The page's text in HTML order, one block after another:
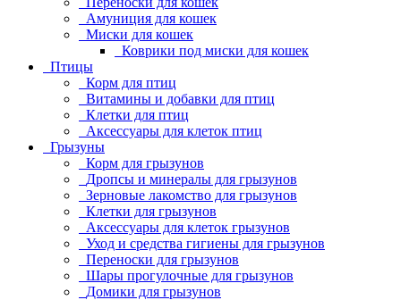
Амуниция для кошек
Миски для кошек
Коврики под миски для кошек
Птицы
Корм для птиц
Витамины и добавки для птиц
Клетки для птиц
Аксессуары для клеток птиц
Грызуны
Корм для грызунов
Дропсы и минералы для грызунов
Зерновые лакомство для грызунов
Клетки для грызунов
Аксессуары для клеток грызунов
Уход и средства гигиены для грызунов
Переноски для грызунов
Шары прогулочные для грызунов
Домики для грызунов